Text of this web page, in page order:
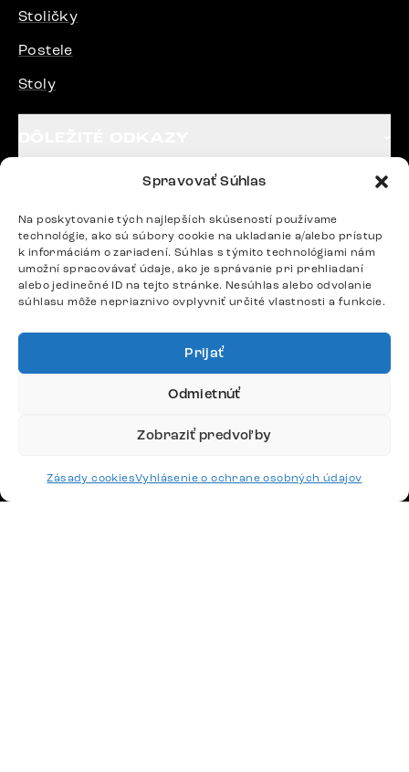
Spravovať Súhlas
Na poskytovanie tých najlepších skúseností používame
technológie, ako sú súbory cookie na ukladanie a/alebo prístup
k informáciám o zariadení. Súhlas s týmito technológiami nám
umožní spracovávať údaje, ako je správanie pri prehliadaní
alebo jedinečné ID na tejto stránke. Nesúhlas alebo odvolanie
súhlasu môže nepriaznivo ovplyvniť určité vlastnosti a funkcie.
Prijať
Odmietnúť
Zobraziť predvoľby
Zásady cookiesVyhlásenie o ochrane osobných údajov
Stoličky
Postele
Stoly
SLEDUJTE NÁS
Potrebujete radu? Ozvite sa.
+420 770 313 313
Po – Pia: 9:00 – 17:00